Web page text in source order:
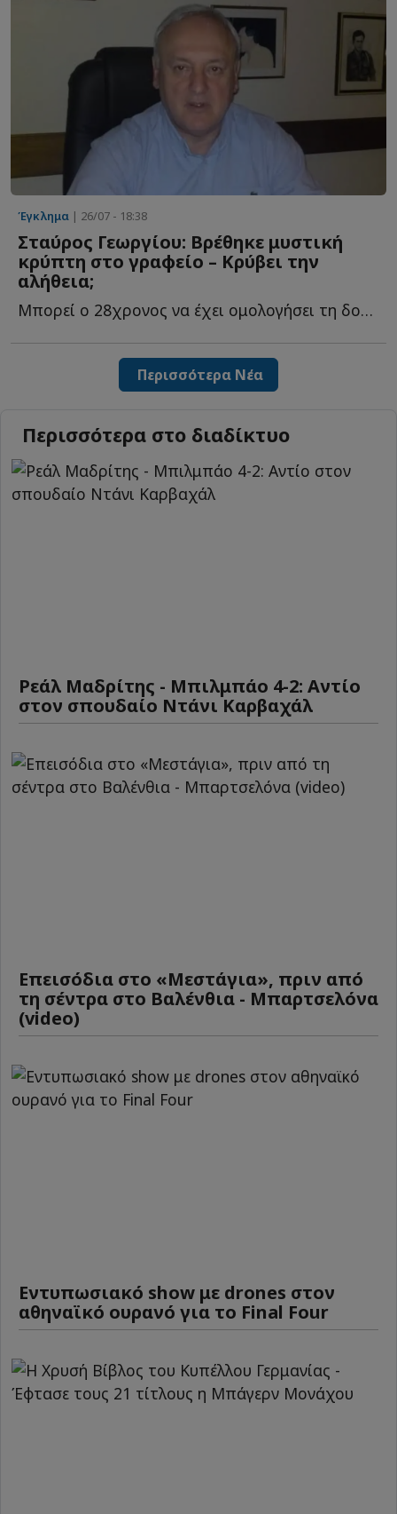
Έγκλημα | 26/07 - 18:38
Σταύρος Γεωργίου: Βρέθηκε μυστική
κρύπτη στο γραφείο – Κρύβει την
αλήθεια;
Μπορεί ο 28χρονος να έχει ομολογήσει τη δολοφονία του γ...
Περισσότερα Νέα
Περισσότερα στο διαδίκτυο
Ρεάλ Μαδρίτης - Μπιλμπάο 4-2: Αντίο
στον σπουδαίο Ντάνι Καρβαχάλ
Επεισόδια στο «Μεστάγια», πριν από
τη σέντρα στο Βαλένθια - Μπαρτσελόνα
(video)
Εντυπωσιακό show με drones στον
αθηναϊκό ουρανό για το Final Four